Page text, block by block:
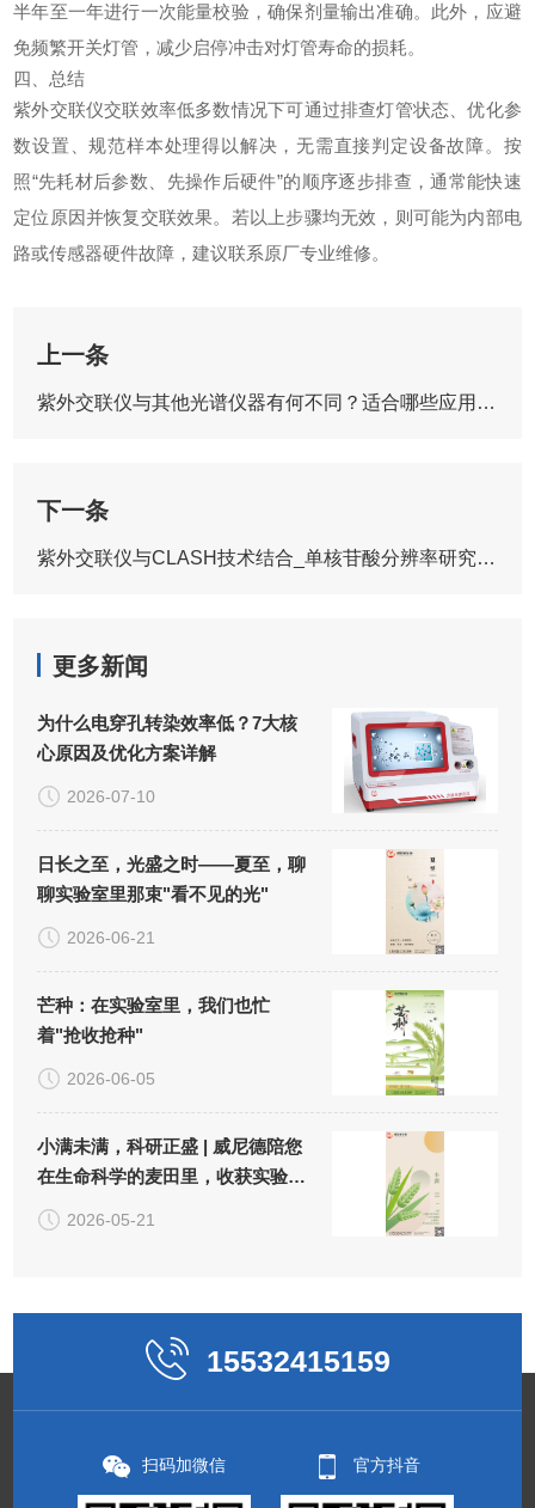
半年至一年进行一次能量校验，确保剂量输出准确。此外，应避
免频繁开关灯管，减少启停冲击对灯管寿命的损耗。
四、总结
紫外交联仪交联效率低多数情况下可通过排查灯管状态、优化参
数设置、规范样本处理得以解决，无需直接判定设备故障。按
照“先耗材后参数、先操作后硬件”的顺序逐步排查，通常能快速
定位原因并恢复交联效果。若以上步骤均无效，则可能为内部电
路或传感器硬件故障，建议联系原厂专业维修。
上一条
紫外交联仪与其他光谱仪器有何不同？适合哪些应用场景？
下一条
紫外交联仪与CLASH技术结合_单核苷酸分辨率研究新思路
更多新闻
为什么电穿孔转染效率低？7大核
心原因及优化方案详解
2026-07-10
日长之至，光盛之时——夏至，聊
聊实验室里那束"看不见的光"
2026-06-21
芒种：在实验室里，我们也忙
着"抢收抢种"
2026-06-05
小满未满，科研正盛 | 威尼德陪您
在生命科学的麦田里，收获实验
的"小小圆满"
2026-05-21
15532415159
扫码加微信 官方抖音